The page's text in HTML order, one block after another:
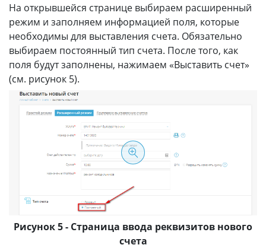
На открывшейся странице выбираем расширенный
режим и заполняем информацией поля, которые
необходимы для выставления счета. Обязательно
выбираем постоянный тип счета. После того, как
поля будут заполнены, нажимаем «Выставить счет»
(см. рисунок 5).
Рисунок 5 - Страница ввода реквизитов нового
счета